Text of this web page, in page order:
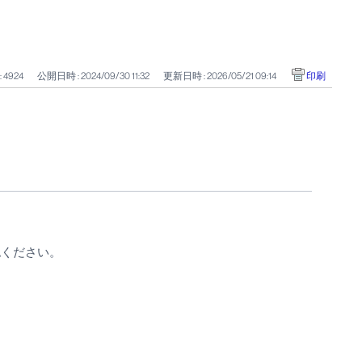
4924 公開日時 : 2024/09/30 11:32 更新日時 : 2026/05/21 09:14 印刷
ださい。